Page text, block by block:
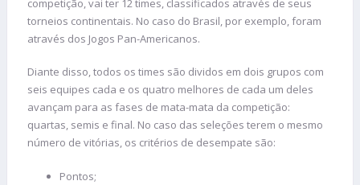
competição, vai ter 12 times, classificados através de seus
torneios continentais. No caso do Brasil, por exemplo, foram
através dos Jogos Pan-Americanos.
Diante disso, todos os times são dividos em dois grupos com
seis equipes cada e os quatro melhores de cada um deles
avançam para as fases de mata-mata da competição:
quartas, semis e final. No caso das seleções terem o mesmo
número de vitórias, os critérios de desempate são:
Pontos;